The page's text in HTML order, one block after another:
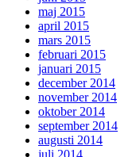
maj 2015
april 2015
mars 2015
februari 2015
januari 2015
december 2014
november 2014
oktober 2014
september 2014
augusti 2014
juli 2014